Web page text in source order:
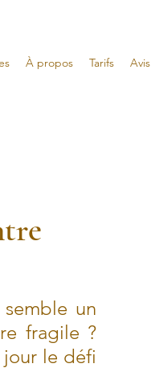
À propos Tarifs Avis
un
fragile ?
jour le défi